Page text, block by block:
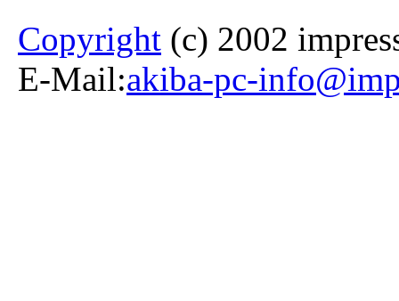
Copyright (c) 2002
E-Mail:akiba-pc-